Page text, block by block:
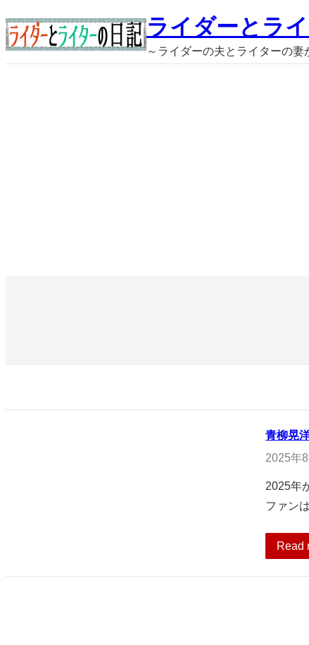
容
を
ライダーとラ
～ライダーの夫とライターの
青柳晃
2025年
2025年
ファン
Read